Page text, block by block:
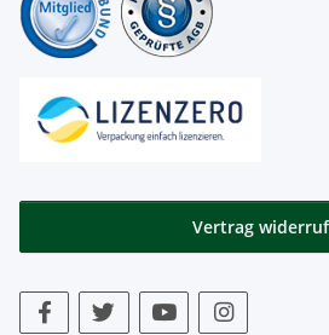
Vertrag